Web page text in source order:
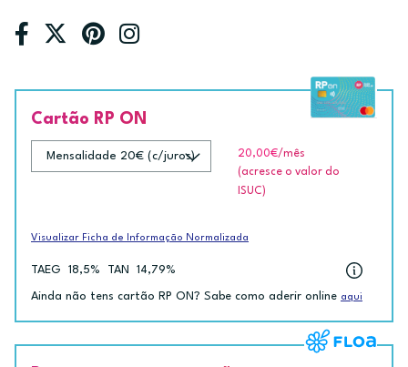
Cartão RP ON
20,00€/mês
(acresce o valor do
ISUC)
Visualizar Ficha de Informação Normalizada
TAEG 18,5% TAN 14,79%
Ainda não tens cartão RP ON? Sabe como aderir online aqui